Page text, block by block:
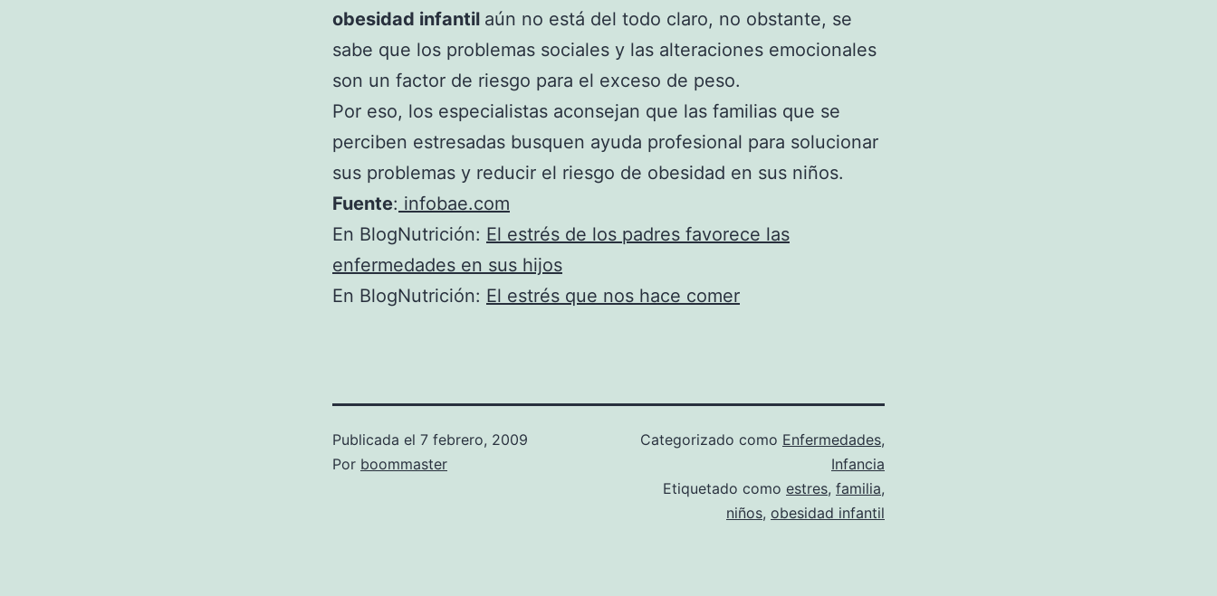
obesidad infantil aún no está del todo claro, no obstante, se
sabe que los problemas sociales y las alteraciones emocionales
son un factor de riesgo para el exceso de peso.
Por eso, los especialistas aconsejan que las familias que se
perciben estresadas busquen ayuda profesional para solucionar
sus problemas y reducir el riesgo de obesidad en sus niños.
Fuente: infobae.com
En BlogNutrición: El estrés de los padres favorece las
enfermedades en sus hijos
En BlogNutrición: El estrés que nos hace comer
Publicada el 7 febrero, 2009
Por boommaster
Categorizado como Enfermedades,
Infancia
Etiquetado como estres, familia,
niños, obesidad infantil